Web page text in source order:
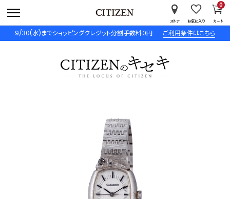
9/30(水)までショッピングクレジット分割手数料０円 ご利用条件はこちら
ストア お気に入り カート
0